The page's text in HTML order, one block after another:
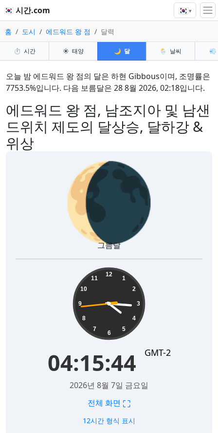
🇰🇷 시간.com 🇰🇷▾
홈 도시 에드워드 왕 점 달력
⏱️ 시간 ☀️ 태양 🌙 달 🌦️ 날씨 💨
에드워드 왕 점, 남조지아 및 남샌
드위치 제도의 달상승, 달하강 &
위상
오늘 밤 에드워드 왕 점의 달은 하현 Gibbous이며, 조명률은
7753.5%입니다. 다음 보름달은 28 8월 2026, 02:18입니다.
🌘
그믐달
12
1
2
3
4
5
6
7
8
9
10
11
04:15:45 GMT-2
2026년 8월 7일 금요일
전체 화면 ⛶
12시간 형식 표시